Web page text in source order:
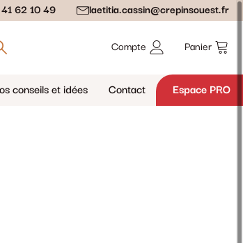
62 10 49 laetitia.cassin@crepinsouest.fr
Compte Panier
conseils et idées Contact Espace PRO